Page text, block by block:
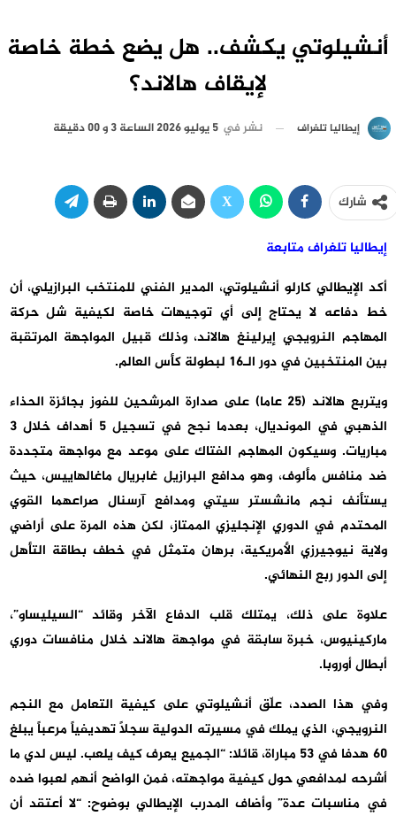
أنشيلوتي يكشف.. هل يضع خطة خاصة
لإيقاف هالاند؟
إيطاليا تلغراف نشر في 5 يوليو 2026 الساعة 3 و 00 دقيقة
شارك
إيطاليا تلغراف متابعة
أكد الإيطالي كارلو أنشيلوتي، المدير الفني للمنتخب البرازيلي، أن
خط دفاعه لا يحتاج إلى أي توجيهات خاصة لكيفية شل حركة
المهاجم النرويجي إيرلينغ هالاند، وذلك قبيل المواجهة المرتقبة
بين المنتخبين في دور الـ16 لبطولة كأس العالم.
ويتربع هالاند (25 عاما) على صدارة المرشحين للفوز بجائزة الحذاء
الذهبي في المونديال، بعدما نجح في تسجيل 5 أهداف خلال 3
مباريات. وسيكون المهاجم الفتاك على موعد مع مواجهة متجددة
ضد منافس مألوف، وهو مدافع البرازيل غابريال ماغالهاييس، حيث
يستأنف نجم مانشستر سيتي ومدافع آرسنال صراعهما القوي
المحتدم في الدوري الإنجليزي الممتاز، لكن هذه المرة على أراضي
ولاية نيوجيرزي الأمريكية، برهان متمثل في خطف بطاقة التأهل
إلى الدور ربع النهائي.
علاوة على ذلك، يمتلك قلب الدفاع الآخر وقائد “السيليساو”،
ماركينيوس، خبرة سابقة في مواجهة هالاند خلال منافسات دوري
أبطال أوروبا.
وفي هذا الصدد، علّق أنشيلوتي على كيفية التعامل مع النجم
النرويجي، الذي يملك في مسيرته الدولية سجلاً تهديفياً مرعباً يبلغ
60 هدفا في 53 مباراة، قائلا: “الجميع يعرف كيف يلعب. ليس لدي ما
أشرحه لمدافعي حول كيفية مواجهته، فمن الواضح أنهم لعبوا ضده
في مناسبات عدة” وأضاف المدرب الإيطالي بوضوح: “لا أعتقد أن